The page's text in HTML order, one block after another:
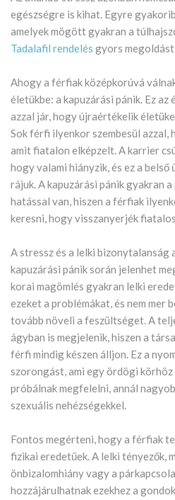
egészségre is kihat. Egyre
amelyek mögött gyakran a
Tadalafil rendelés gyors
Ahogy a férfiak középkorúvá
életükbe: a kapuzárási pánik. Ez
azzal jár, hogy újraértékelik
Sok férfi ilyenkor szembesül azzal,
amit fiatalon elképzelt. A karrier
hogy valami hiányzik, és ez a
rájuk. A kapuzárási pánik gyakran
hatással van, hiszen a férfiak
keresni, hogy visszanyerjék
A stressz és a lelki bizonytalanság
kapuzárási pánik során jelenhet
korai magömlés gyakran lelki
ezeket a problémákat, és nem mer
tovább növeli a feszültséget. A
ágyban is megjelenik, hiszen a
férfi mindig készen álljon. Ez a
szorongást, ami egy ördögi
próbálnak megfelelni, annál
szexuális nehézségekkel.
Fontos megérteni, hogy a férfiak
fizikai eredetűek. A lelki tényezők,
önbizalomhiány vagy a
hozzájárulhatnak ezekhez a